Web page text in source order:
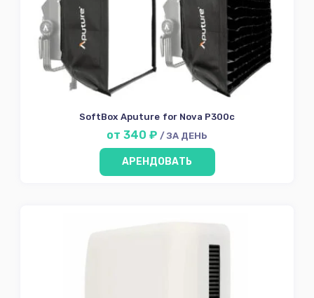
SoftBox Aputure for Nova P300c
от 340 ₽ / ЗА ДЕНЬ
АРЕНДОВАТЬ